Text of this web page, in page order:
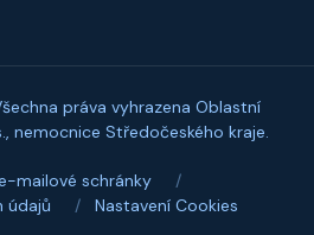
práva vyhrazena Oblastní
nemocnice Středočeského kraje.
mailové schránky
/
údajů
/ Nastavení Cookies